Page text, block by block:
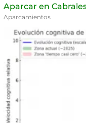
Aparcar en
Aparcamientos